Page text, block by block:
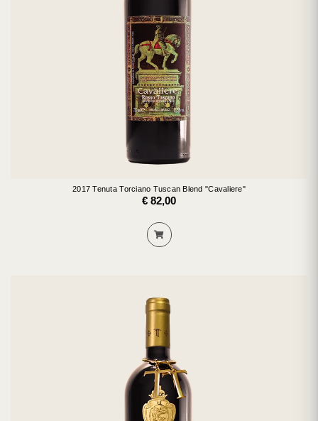
2017 Tenuta Torciano Tuscan Blend "Cavaliere"
€ 82,00